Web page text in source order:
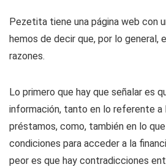
Pezetita tiene una página web con
hemos de decir que, por lo general,
razones.
Lo primero que hay que señalar es
información, tanto en lo referente a
préstamos, como, también en lo
condiciones para acceder a la
peor es que hay contradicciones